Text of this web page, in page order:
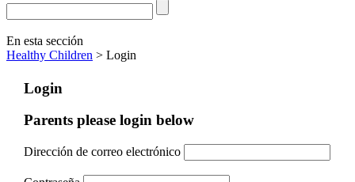
En esta sección
Healthy Children > Login
Login
Parents please login below
Dirección de correo electrónico